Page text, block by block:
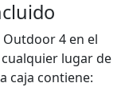
4 en el
lugar de
caja contiene: